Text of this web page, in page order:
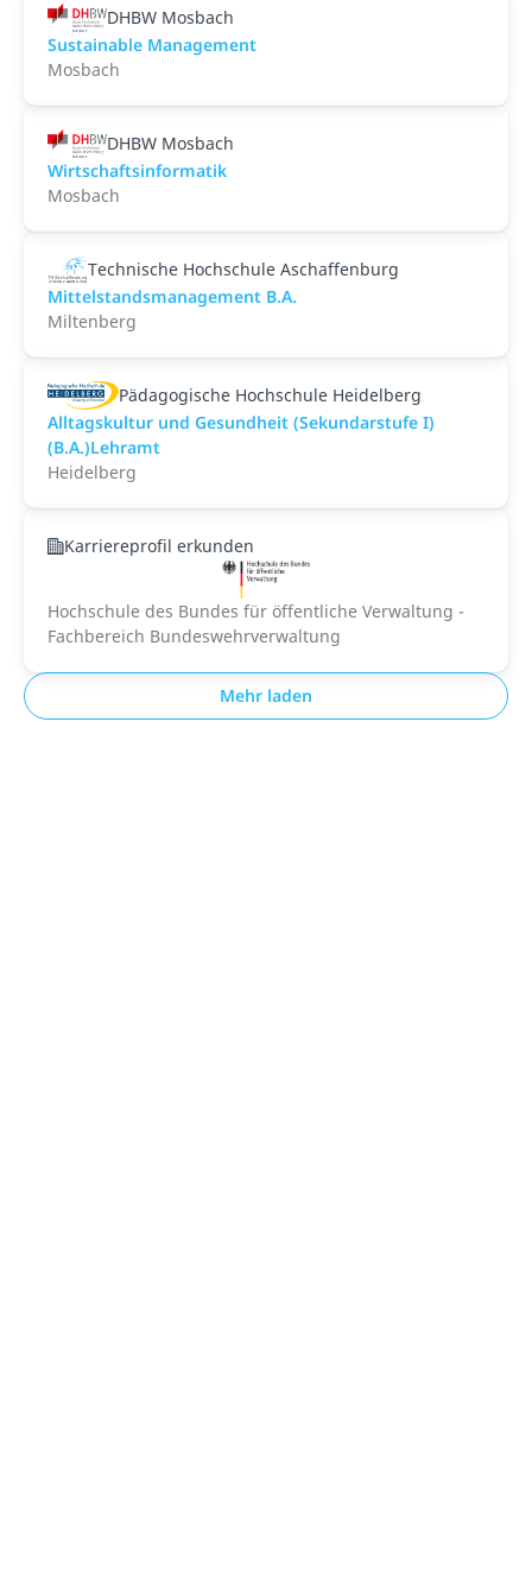
DHBW Mosbach
Sustainable Management
Mosbach
DHBW Mosbach
Wirtschaftsinformatik
Mosbach
Technische Hochschule Aschaffenburg
Mittelstandsmanagement B.A.
Miltenberg
Pädagogische Hochschule Heidelberg
Alltagskultur und Gesundheit (Sekundarstufe I)
(B.A.)Lehramt
Heidelberg
Karriereprofil erkunden
Hochschule des Bundes für öffentliche Verwaltung -
Fachbereich Bundeswehrverwaltung
Mehr laden